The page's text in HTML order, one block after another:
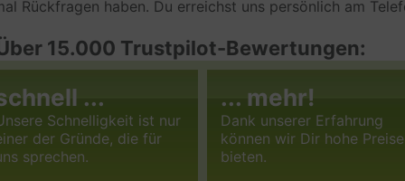
Rückfragen haben. Du erreichst uns persönlich am
15.000 Trustpilot-Bewertungen:
...
Schnelligkeit ist nur
der Gründe, die für
sprechen.
... mehr!
Dank unserer Erfahrung
können wir Dir hohe Preise
bieten.
Weitere Informationen und Opt-Out
Klicke hier, um die Datenschutzbestimmungen des
https://www.clevertronic.de/privacy
Funktionell
Funktionelle Cookies dienen der